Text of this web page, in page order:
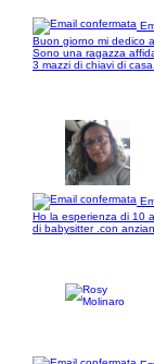
Buon giorno mi dedico
Sono una ragazza
3 mazzi di chiavi di
Ho la esperienza di 10
di babysitter .con